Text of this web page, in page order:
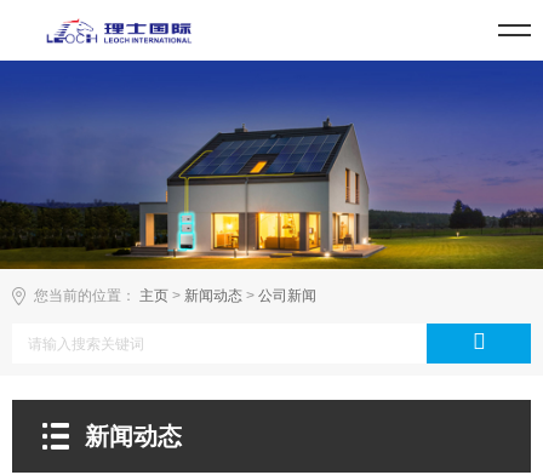
您当前的位置： 主页 > 新闻动态 > 公司新闻
新闻动态